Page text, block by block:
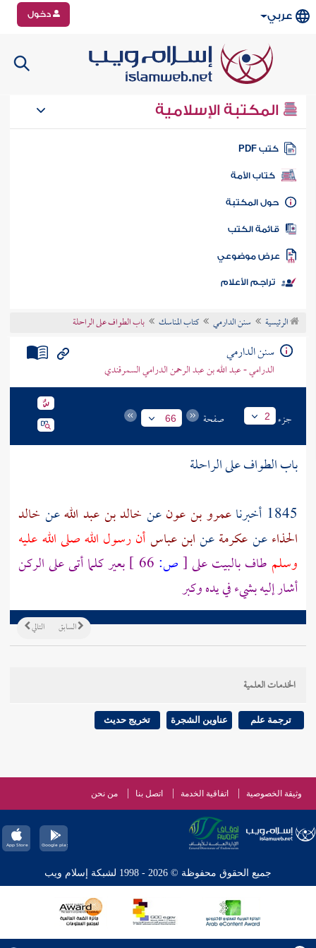
عربي دخول
المكتبة الإسلامية
كتب PDF
كتاب الأمة
المكتبة
الكتب
موضوعي
تراجم الأعلام
الرئيسية سنن الدارمي كتاب المناسك باب الطواف على الراحلة
سنن الدارمي
الدرامي - عبد الله بن عبد الرحمن الدرامي السمرقندي
جزء 2 صفحة 66
باب الطواف على الراحلة
1845 أخبرنا
عمرو بن عونعن خالد بن عبد اللهعن خالد
الحذاءعنعكرمةعنابن عباسأن رسول الله صلى الله عليه
وسلم طافبالبيتعلى[ص:
بعير كلما أتى على الركن
أشار إليه بشيء في يده وكبر
التالي السابق
الخدمات العلمية
ترجمة علم عناوين الشجرة تخريج حديث
وثيقة الخصوصية اتفاقية الخدمة اتصل بنا من نحن
جميع الحقوق محفوظة © 2026 - 1998 لشبكة إسلام ويب